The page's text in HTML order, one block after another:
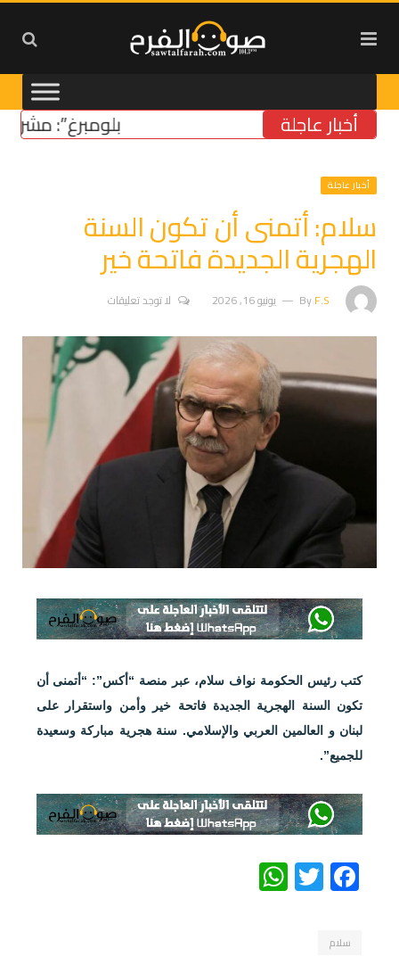
أخبار عاجلة “بلومبرغ”: مشروع
أخبار عاجلة
سلام: أتمنى أن تكون السنة
الهجرية الجديدة فاتحة خير
ByF.S يونيو 16, 2026 لا توجد تعليقات
كتب رئيس الحكومة نواف سلام، عبر منصة “أكس”: “أتمنى أن
تكون السنة الهجرية الجديدة فاتحة خير وأمن واستقرار على
لبنان و العالمين العربي والإسلامي. سنة هجرية مباركة وسعيدة
للجميع”.
Facebook
Twitter
WhatsApp
سلام